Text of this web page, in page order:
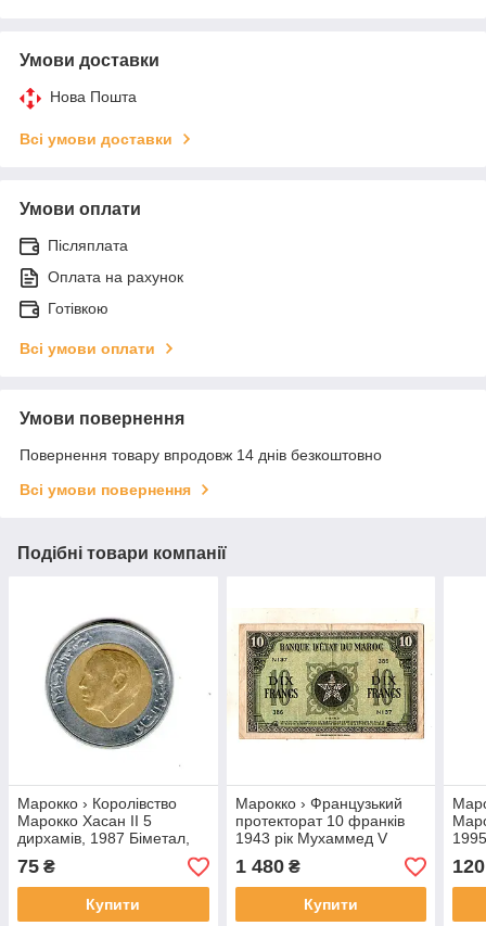
Умови доставки
Нова Пошта
Всі умови доставки
Умови оплати
Післяплата
Оплата на рахунок
Готівкою
Всі умови оплати
Умови повернення
Повернення товару впродовж 14 днів безкоштовно
Всі умови повернення
Подібні товари компанії
Марокко › Королівство
Марокко Хасан II 5
дирхамiв, 1987 Біметал,
6.8g, ø 26.2mm №2654
75 ₴
Купити
Марокко › Французький
протекторат 10 франків
1943 рік Мухаммед V
№405
1 480₴
Купити
120